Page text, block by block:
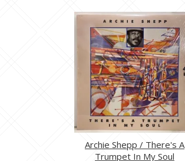
Archie Shepp / There's A
Trumpet In My Soul